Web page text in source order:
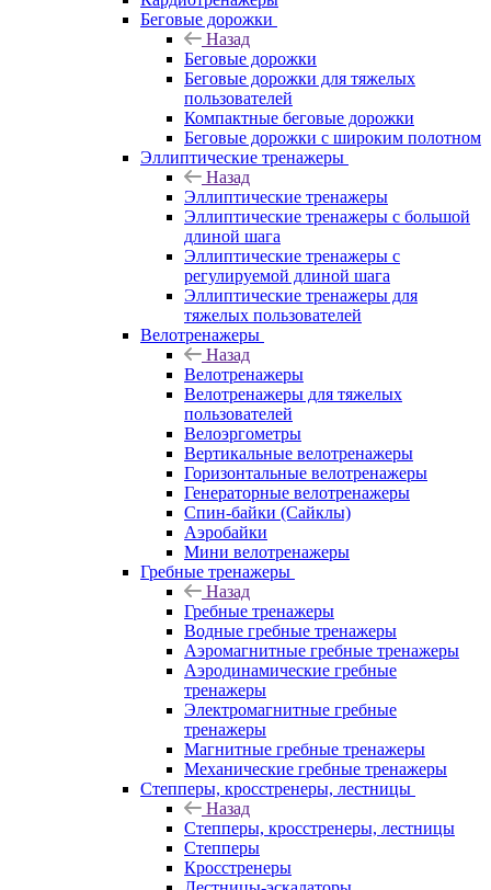
Беговые дорожки
Назад
Беговые дорожки
Беговые дорожки для тяжелых
пользователей
Компактные беговые дорожки
Беговые дорожки с широким полотном
Эллиптические тренажеры
Назад
Эллиптические тренажеры
Эллиптические тренажеры с большой
длиной шага
Эллиптические тренажеры с
регулируемой длиной шага
Эллиптические тренажеры для
тяжелых пользователей
Велотренажеры
Назад
Велотренажеры
Велотренажеры для тяжелых
пользователей
Велоэргометры
Вертикальные велотренажеры
Горизонтальные велотренажеры
Генераторные велотренажеры
Спин-байки (Сайклы)
Аэробайки
Мини велотренажеры
Гребные тренажеры
Назад
Гребные тренажеры
Водные гребные тренажеры
Аэромагнитные гребные тренажеры
Аэродинамические гребные
тренажеры
Электромагнитные гребные
тренажеры
Магнитные гребные тренажеры
Механические гребные тренажеры
Степперы, кросстренеры, лестницы
Назад
Степперы, кросстренеры, лестницы
Степперы
Кросстренеры